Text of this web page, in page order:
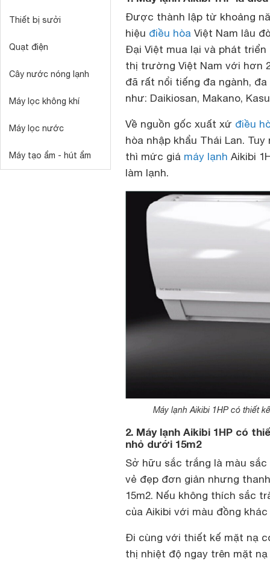
Thiết bị sưởi
Quạt điện
Cây nước nóng lạnh
Máy lọc không khí
Máy lọc nước
Máy tạo ẩm - hút ẩm
Được thành lập từ khoảng
hiệu điều hòa Việt Nam lâu
Đại Việt mua lại và phát
thị trường Việt Nam với hơn
đã rất nổi tiếng đa ngành,
như: Daikiosan, Makano,
Về nguồn gốc xuất xứ điều
hòa nhập khẩu Thái Lan.
thì mức giá máy lạnh Aikibi
làm lạnh.
Máy lạnh Aikibi 1HP có thiết
2. Máy lạnh Aikibi 1HP có
nhỏ dưới 15m2
Sở hữu sắc trắng là màu
vẻ đẹp đơn giản nhưng
15m2. Nếu không thích sắc
của Aikibi với màu đồng
Đi cùng với thiết kế mặt nạ
thị nhiệt độ ngay trên mặt